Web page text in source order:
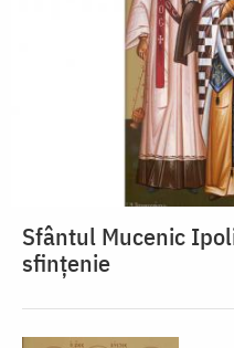
Sfântul Mucenic
sfințenie